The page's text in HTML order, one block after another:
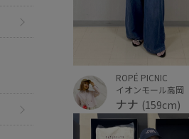
ROPÉ PICNIC
イオンモール高岡
ナナ (159cm)